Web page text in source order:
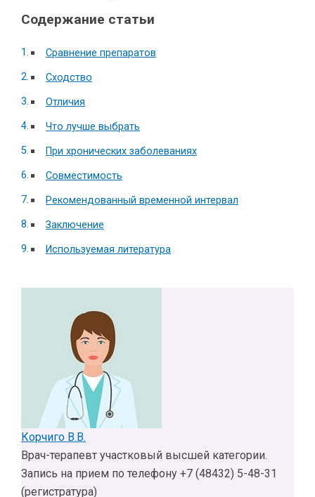
Содержание статьи
Сравнение препаратов
Сходство
Отличия
Что лучше выбрать
При хронических заболеваниях
Совместимость
Рекомендованный временной интервал
Заключение
Используемая литература
Корчиго В.В.
Врач-терапевт участковый высшей категории.
Запись на прием по телефону +7 (48432) 5-48-31
(регистратура)